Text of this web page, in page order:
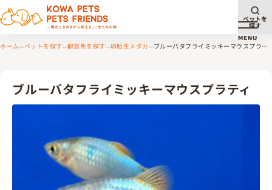
メニ
MENU
ペットを
探す
ホーム ペットを探す 観賞魚を探す 卵胎生メダカ
ブルーバタフライミッキーマウスプラ
ブルーバタフライミッキーマウスプラティ